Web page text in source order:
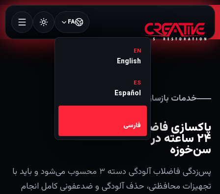
FA
EN
English
ES
Español
فارسی
خدمات بازسازی 24/7
پاکسازی فاضلاب
۲۴ ساعته در
سن‌خوزه
پس‌زدگی فاضلاب آلودگی دسته ۳ محسوب می‌شود و باید با
تجهیزات محافظتی، حذف آلودگی و ضدعفونی کامل انجام